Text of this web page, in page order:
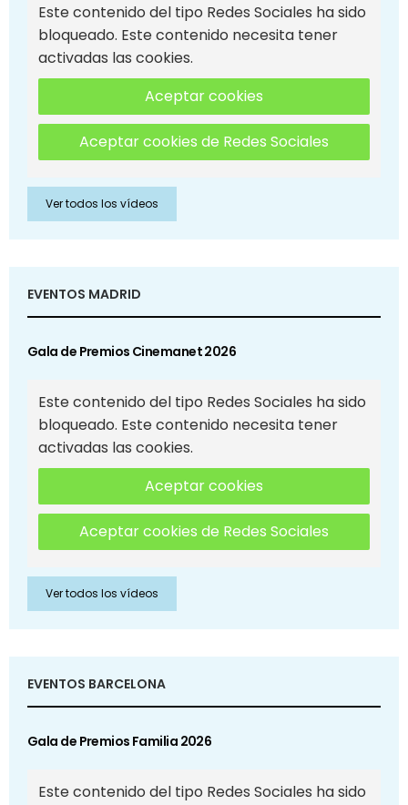
Este contenido del tipo Redes Sociales ha sido
bloqueado. Este contenido necesita tener
activadas las cookies.
Aceptar cookies
Aceptar cookies de Redes Sociales
Ver todos los vídeos
EVENTOS MADRID
Gala de Premios Cinemanet 2026
Este contenido del tipo Redes Sociales ha sido
bloqueado. Este contenido necesita tener
activadas las cookies.
Aceptar cookies
Aceptar cookies de Redes Sociales
Ver todos los vídeos
EVENTOS BARCELONA
Gala de Premios Familia 2026
Este contenido del tipo Redes Sociales ha sido